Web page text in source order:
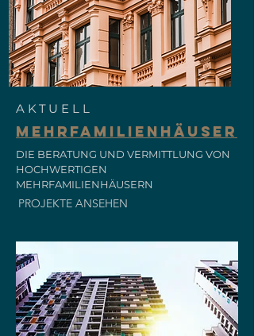
AKTUELL
MEHRFAMILIENHÄUSER
DIE BERATUNG UND VERMITTLUNG VON
HOCHWERTIGEN
MEHRFAMILIENHÄUSERN
PROJEKTE ANSEHEN